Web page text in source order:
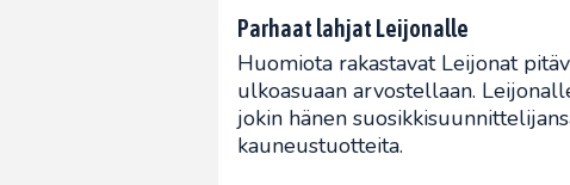
Parhaat lahjat Leijonalle
Huomiota rakastavat Leijonat
ulkoasuaan arvostellaan.
jokin hänen
kauneustuotteita.